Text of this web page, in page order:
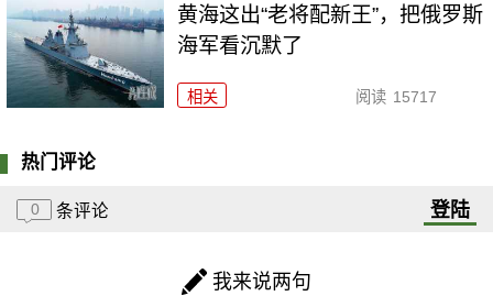
黄海这出“老将配新王”，把俄罗斯
海军看沉默了
相关 阅读 15717
热门评论
0 条评论 登陆
我来说两句